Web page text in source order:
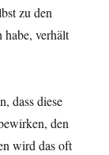
zu den
verhält
dass diese
den
wird das oft